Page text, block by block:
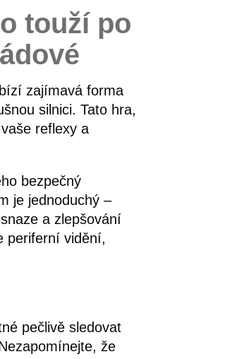
touží po
zajímavá forma
silnici. Tato hra,
reflexy a
bezpečný
je jednoduchý –
a zlepšování
periferní vidění,
pečlivě sledovat
že